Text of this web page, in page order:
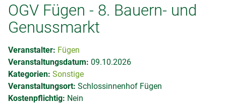
OGV Fügen - 8. Bauern- und
Genussmarkt
Veranstalter: Fügen
Veranstaltungsdatum: 09.10.2026
Kategorien: Sonstige
Veranstaltungsort: Schlossinnenhof Fügen
Kostenpflichtig: Nein